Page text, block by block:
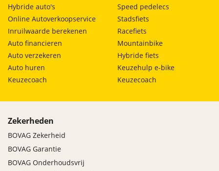
Hybride auto's
Online Autoverkoopservice
Inruilwaarde berekenen
Auto financieren
Auto verzekeren
Auto huren
Keuzecoach
Speed pedelecs
Stadsfiets
Racefiets
Mountainbike
Hybride fiets
Keuzehulp e-bike
Keuzecoach
Zekerheden
BOVAG Zekerheid
BOVAG Garantie
BOVAG Onderhoudsvrij